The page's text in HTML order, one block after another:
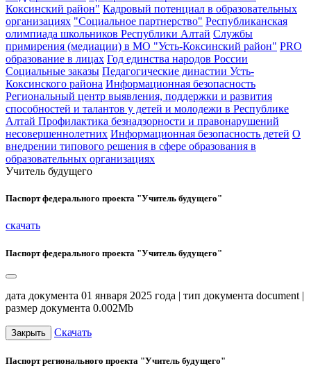
Коксинский район" Кадровый потенциал в образовательных
организациях "Социальное партнерство" Республиканская
олимпиада школьников Республики Алтай Службы
примирения (медиации) в МО "Усть-Коксинский район" PRO
образование в лицах Год единства народов России
Социальные заказы Педагогические династии Усть-
Коксинского района Информационная безопасность
Региональный центр выявления, поддержки и развития
способностей и талантов у детей и молодежи в Республике
Алтай Профилактика безнадзорности и правонарушений
несовершеннолетних Информационная безопасность детей О
внедрении типового решения в сфере образования в
образовательных организациях
Учитель будущего
Паспорт федерального проекта "Учитель будущего"
скачать
Паспорт федерального проекта "Учитель будущего"
дата документа 01 января 2025 года | тип документа document |
размер документа 0.002Mb
Закрыть Скачать
Паспорт регионального проекта "Учитель будущего"